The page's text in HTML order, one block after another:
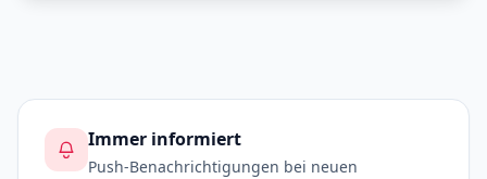
Immer informiert
Push-Benachrichtigungen bei neuen